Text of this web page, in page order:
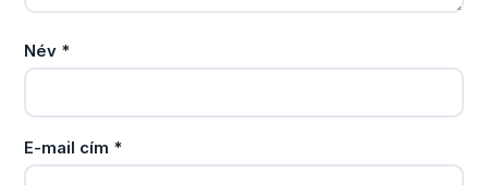
Név *
E-mail cím *